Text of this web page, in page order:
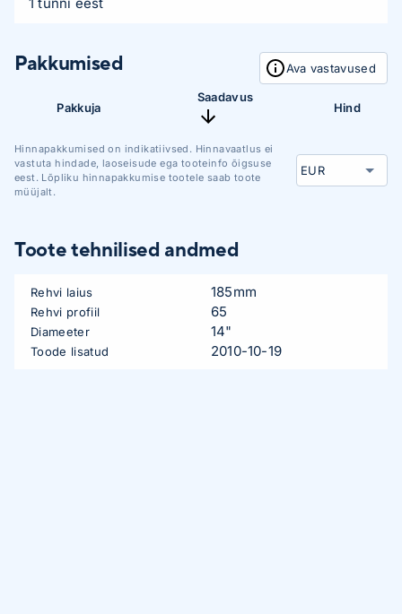
Pakkumised Ava vastavused
Pakkuja
Saadavus
Hind
Hinnapakkumised on indikatiivsed. Hinnavaatlus ei
vastuta hindade, laoseisude ega tooteinfo õigsuse
eest. Lõpliku hinnapakkumise tootele saab toote
müüjalt.
Toote tehnilised andmed
Rehvi laius 185mm
Rehvi profiil 65
Diameeter 14"
Toode lisatud 2010-10-19